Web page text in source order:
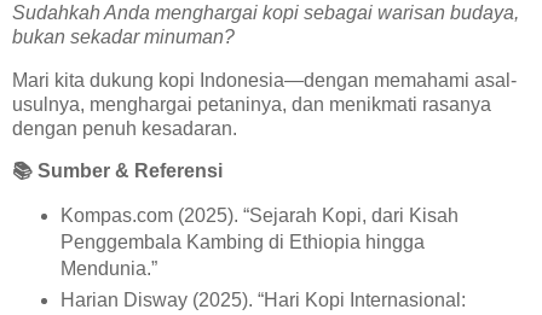
Sudahkah Anda menghargai kopi sebagai warisan budaya,
bukan sekadar minuman?
Mari kita dukung kopi Indonesia—dengan memahami asal-
usulnya, menghargai petaninya, dan menikmati rasanya
dengan penuh kesadaran.
📚 Sumber & Referensi
Kompas.com (2025). “Sejarah Kopi, dari Kisah
Penggembala Kambing di Ethiopia hingga
Mendunia.”
Harian Disway (2025). “Hari Kopi Internasional: